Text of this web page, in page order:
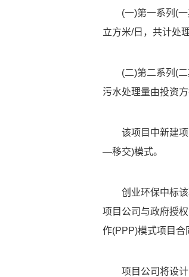
(一)第一系列(
立方米/日，共计处
(二)第二系列(
污水处理量由投资方
该项目中新建
—移交)模式。
创业环保中标
项目公司与政府授
作(PPP)模式项目合
项目公司将设